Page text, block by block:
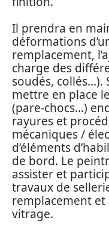
Il prendra en
déformations
remplacement,
charge des
soudés, collés…).
mettre en place
(pare-chocs…)
rayures et
mécaniques /
d’éléments
de bord. Le
assister et
travaux de
remplacement
vitrage.